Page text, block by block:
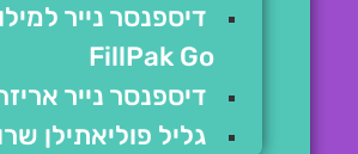
דיספנסר נייר
FillPak Go
דיספנסר נייר אריזה Geami
גליל פוליאתילן